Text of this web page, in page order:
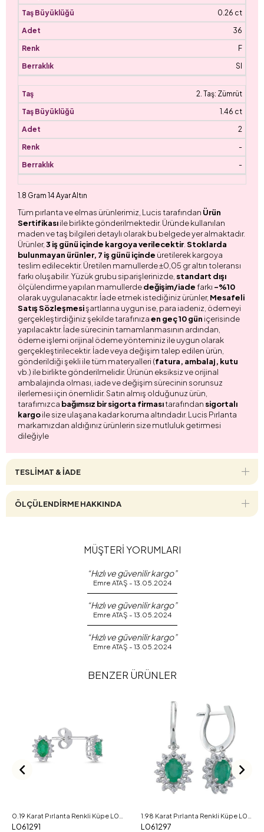
0.26 ct
36
F
SI
2. Taş: Zümrüt
1.46 ct
2
-
-
1.8 Gram 14 Ayar Altın
Tüm pırlanta ve elmas ürünlerimiz, Lucis tarafından Ürün
Sertifikasıile birlikte gönderilmektedir. Üründe kullanılan
maden ve taş bilgileri detaylı olarak bu belgede yer almaktadır.
Ürünler,3 iş günü içinde kargoya verilecektir. Stoklarda
bulunmayan ürünler, 7 iş günü içinde üretilerek kargoya
teslim edilecektir. Üretilen mamullerde ±0,05 gr altın toleransı
farkı oluşabilir. Yüzük grubu siparişlerinizde, standart dışı
ölçülendirme yapılan mamullerdedeğişim/iadefarkı -%10
olarak uygulanacaktır. İade etmek istediğiniz ürünler, Mesafeli
Satış Sözleşmesişartlarına uygun ise, para iadeniz, ödemeyi
gerçekleştirdiğiniz şekilde tarafınızaen geç 10 gün içerisinde
yapılacaktır. İade sürecinin tamamlanmasının ardından,
ödeme işlemi orijinal ödeme yönteminiz ile uygun olarak
gerçekleştirilecektir. İade veya değişim talep edilen ürün,
gönderildiği şekli ile tüm materyalleri (fatura, ambalaj, kutu
vb.) ile birlikte gönderilmelidir. Ürünün eksiksiz ve orijinal
ambalajında olması, iade ve değişim sürecinin sorunsuz
ilerlemesi için önemlidir. Satın almış olduğunuz ürün,
tarafımızca bağımsız bir sigorta firmasıtarafından sigortalı
kargoile size ulaşana kadar koruma altındadır. Lucis Pırlanta
markamızdan aldığınız ürünlerin size mutluluk getirmesi
dileğiyle
TESLİMAT & İADE
ÖLÇÜLENDİRME HAKKINDA
MÜŞTERİ YORUMLARI
“Hızlı ve güvenilir kargo”
Emre ATAŞ - 13.05.2024
“Hızlı ve güvenilir kargo”
Emre ATAŞ - 13.05.2024
“Hızlı ve güvenilir kargo”
Emre ATAŞ - 13.05.2024
BENZER ÜRÜNLER
L061291 L061297